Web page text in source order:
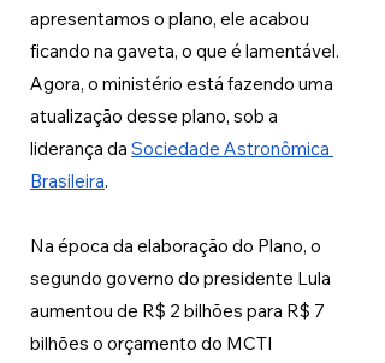
apresentamos o plano, ele acabou
ficando na gaveta, o que é lamentável.
Agora, o ministério está fazendo uma
atualização desse plano, sob a
liderança da Sociedade Astronômica
Brasileira.
Na época da elaboração do Plano, o
segundo governo do presidente Lula
aumentou de R$ 2 bilhões para R$ 7
bilhões o orçamento do MCTI